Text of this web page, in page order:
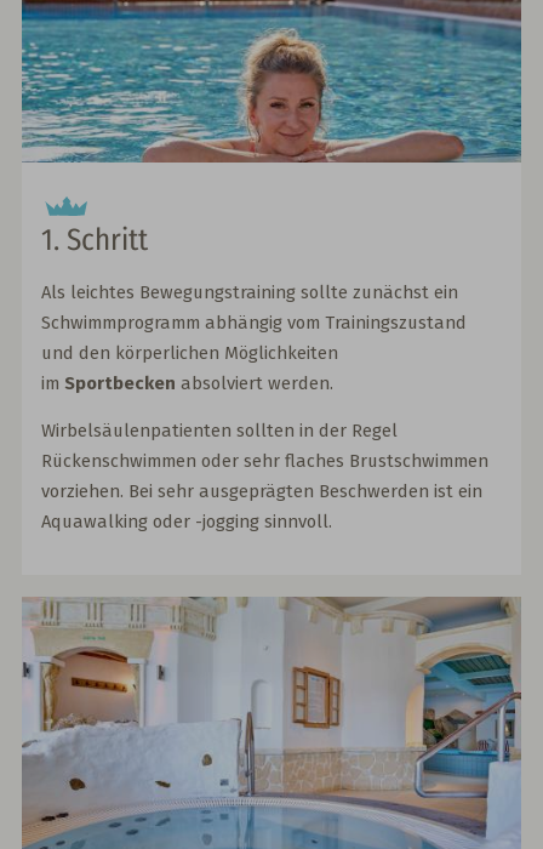
1. Schritt
Als leichtes Bewegungstraining sollte zunächst ein
Schwimmprogramm abhängig vom Trainingszustand
und den körperlichen Möglichkeiten
im Sportbecken absolviert werden.
Wirbelsäulenpatienten sollten in der Regel
Rückenschwimmen oder sehr flaches Brustschwimmen
vorziehen. Bei sehr ausgeprägten Beschwerden ist ein
Aquawalking oder -jogging sinnvoll.